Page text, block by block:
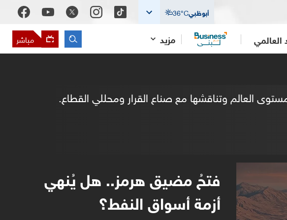
أبوظبي 36°C
العالمي مزيد مباشر
العالم وتناقشها مع صناع القرار ومحللي القطاع.
of
0
seconds
فتحُ مضيق هرمز.. هل يُنهي
أزمة أسواق النفط؟